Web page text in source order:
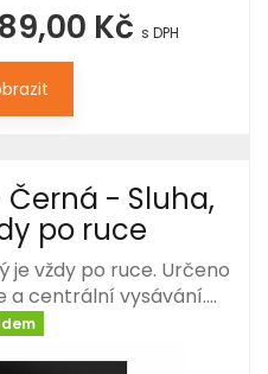
Kč s DPH
Černá - Sluha,
po ruce
je vždy po ruce. Určeno
a centrální vysávání.…